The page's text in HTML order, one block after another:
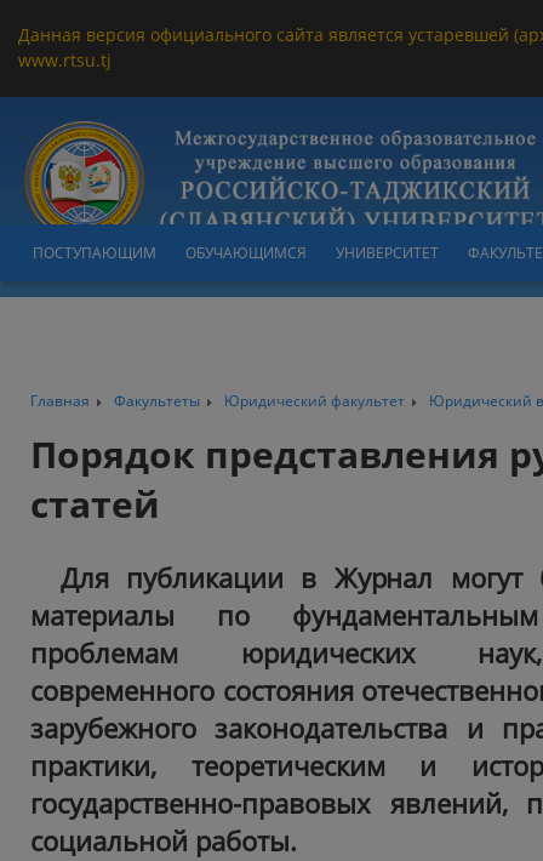
Данная версия официального сайта является устаревшей
www.rtsu.tj
ПОСТУПАЮЩИМ ОБУЧАЮЩИМСЯ УНИВЕРСИТЕТ
Главная Факультеты Юридический факультет Юридический
Порядок представления
статей
Для публикации в Журнал могут
материалы по
проблемам юридических
современного состояния
зарубежного законодательства и
практики, теоретическим и
государственно-правовых
социальной работы.